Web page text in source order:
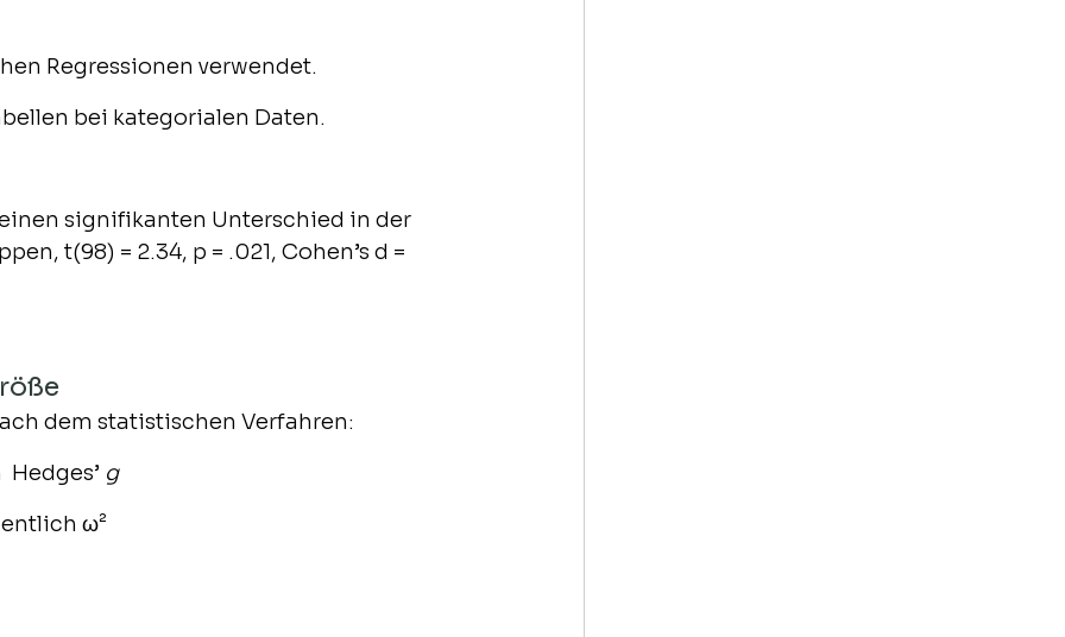
Regressionen verwendet.
bei kategorialen Daten.
signifikanten Unterschied in der
t(98) = 2.34, p = .021, Cohen’s d =
dem statistischen Verfahren:
Hedges’ g
ω²